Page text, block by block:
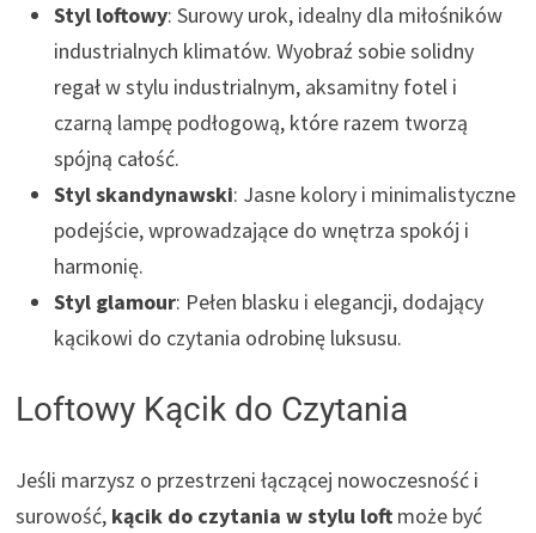
Styl loftowy: Surowy urok, idealny dla miłośników
industrialnych klimatów. Wyobraź sobie solidny
regał w stylu industrialnym, aksamitny fotel i
czarną lampę podłogową, które razem tworzą
spójną całość.
Styl skandynawski: Jasne kolory i minimalistyczne
podejście, wprowadzające do wnętrza spokój i
harmonię.
Styl glamour: Pełen blasku i elegancji, dodający
kącikowi do czytania odrobinę luksusu.
Loftowy Kącik do Czytania
Jeśli marzysz o przestrzeni łączącej nowoczesność i
surowość, kącik do czytania w stylu loft może być